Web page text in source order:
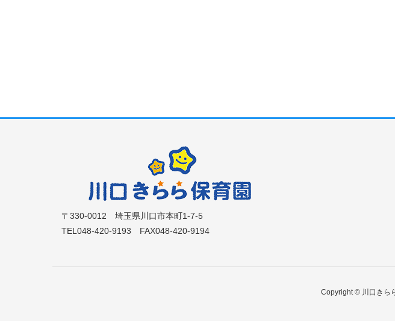
〒330-0012 埼玉県川口市本町1-7-5
TEL048-420-9193 FAX048-420-9194
Copyright © 川口きら